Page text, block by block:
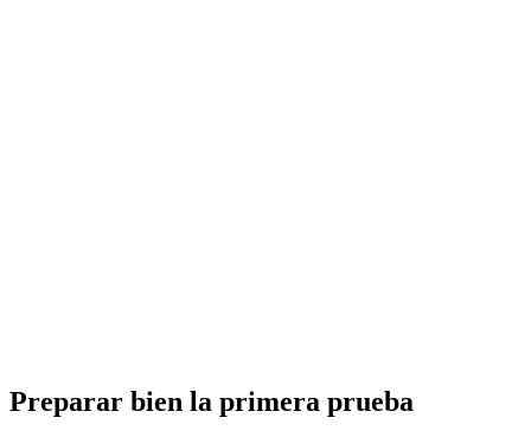
Preparar bien la primera prueba